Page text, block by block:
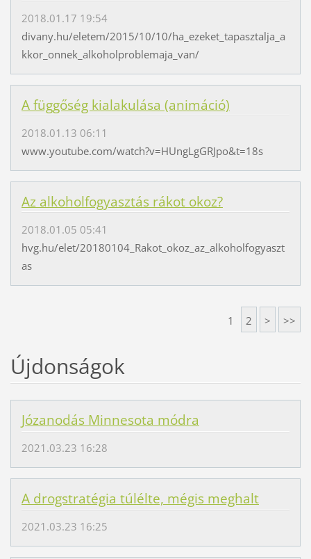
2018.01.17 19:54
divany.hu/eletem/2015/10/10/ha_ezeket_tapasztalja_a
kkor_onnek_alkoholproblemaja_van/
A függőség kialakulása (animáció)
2018.01.13 06:11
www.youtube.com/watch?v=HUngLgGRJpo&t=18s
Az alkoholfogyasztás rákot okoz?
2018.01.05 05:41
hvg.hu/elet/20180104_Rakot_okoz_az_alkoholfogyaszt
as
1 2 > >>
Újdonságok
Józanodás Minnesota módra
2021.03.23 16:28
A drogstratégia túlélte, mégis meghalt
2021.03.23 16:25